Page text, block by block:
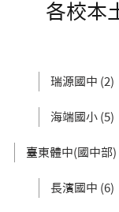
各校本
瑞源國中 (2)
海端國小 (5)
臺東體中(國中部)
長濱國中 (6)